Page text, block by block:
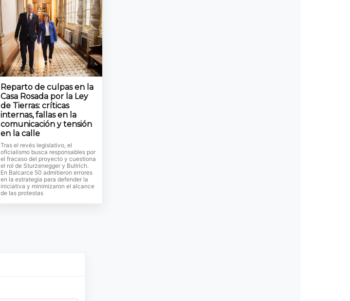
Reparto de culpas en la
Casa Rosada por la Ley
de Tierras: críticas
internas, fallas en la
comunicación y tensión
en la calle
Tras el revés legislativo, el
oficialismo busca responsables por
el fracaso del proyecto y cuestiona
el rol de Sturzenegger y Bullrich.
En Balcarce 50 admitieron errores
en la estrategia para defender la
iniciativa y minimizaron el alcance
de las protestas